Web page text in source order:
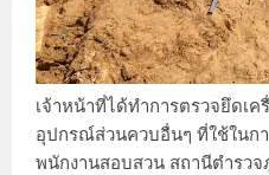
เจ้าหน้าที่ได้ทำการตรวจยึดเค
อุปกรณ์ส่วนควบอื่นๆ ที่ใช้ในก
พนักงานสอบสวน สถานีตำรวจ